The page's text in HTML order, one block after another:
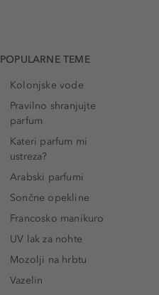
POPULARNE TEME
Kolonjske vode
Pravilno shranjujte
parfum
Kateri parfum mi
ustreza?
Arabski parfumi
Sončne opekline
Francosko manikuro
UV lak za nohte
Mozolji na hrbtu
Vazelin